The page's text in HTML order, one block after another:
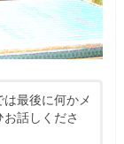
最後に何かメ
話しくださ